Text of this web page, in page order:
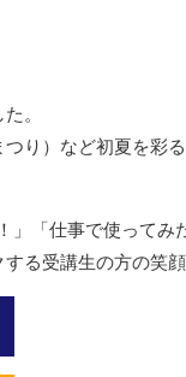
。
り）など初夏を彩
「仕事で使ってみ
る受講生の方の笑顔